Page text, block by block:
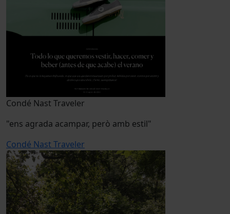
Condé Nast Traveler
"ens agrada acampar, però amb estil"
Condé Nast Traveler